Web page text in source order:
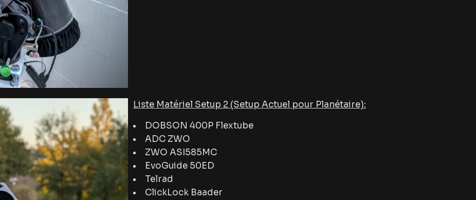
Liste Matériel Setup 2 (Setup Actuel pour Planétaire):
DOBSON 400P Flextube
ADC ZWO
ZWO ASI585MC
EvoGuide 50ED
Telrad
ClickLock Baader